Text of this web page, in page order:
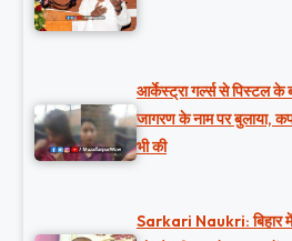
आर्केस्ट्रा गर्ल्स से पिस्टल के
जागरण के नाम पर बुलाया,
भी की
Sarkari Naukri: बिहार में